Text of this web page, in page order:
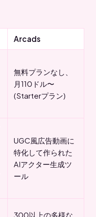
Arcads
無料プランなし、
月110ドル〜
(Starterプラン)
UGC風広告動画に
特化して作られた
AIアクター生成ツ
ール
300以上の多様な